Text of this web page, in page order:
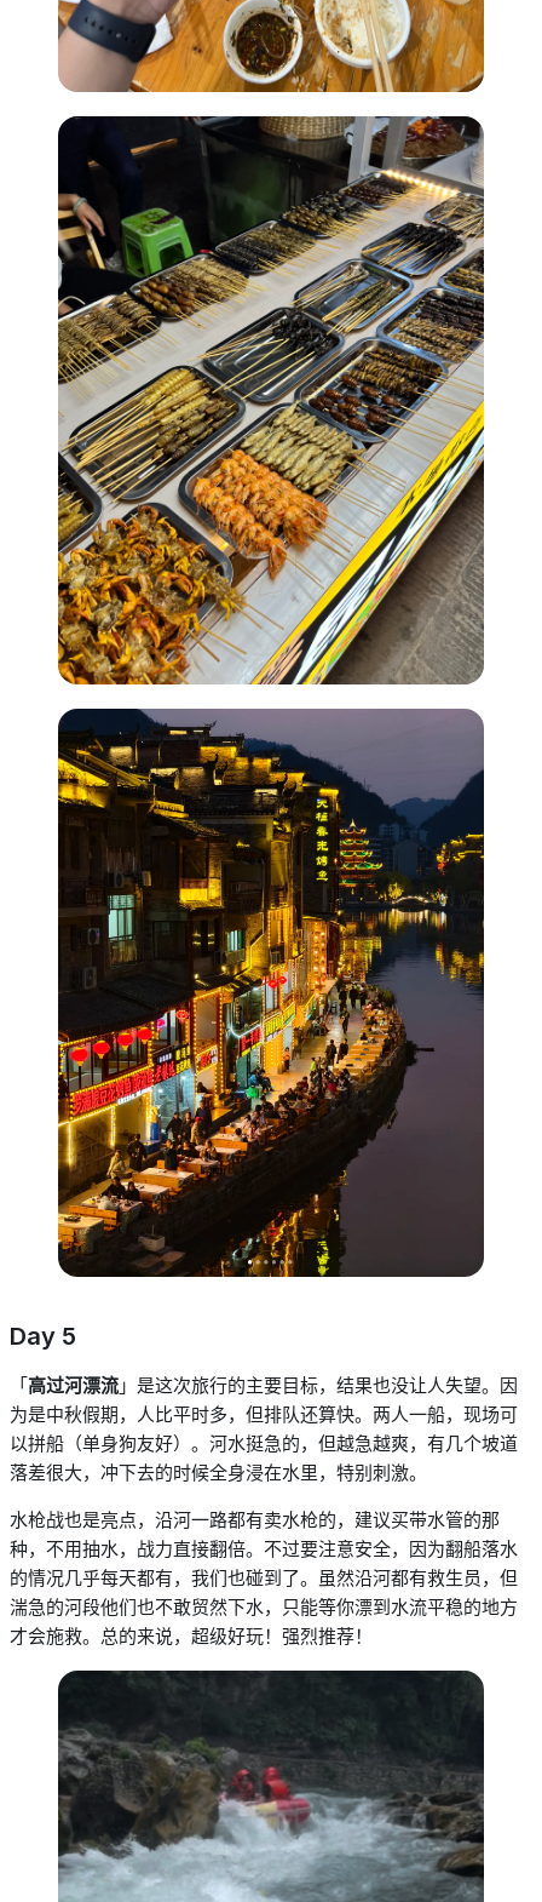
Day 5
「 高过河漂流 」是这次旅行的主要目标，结果也没让人失望。因
为是中秋假期，人比平时多，但排队还算快。两人一船，现场可
以拼船（单身狗友好） 。河水挺急的，但越急越爽，有几个坡道
落差很大，冲下去的时候全身浸在水里，特别刺激。
水枪战也是亮点，沿河一路都有卖水枪的，建议买带水管的那
种，不用抽水，战力直接翻倍。不过要注意安全，因为翻船落水
的情况几乎每天都有，我们也碰到了。虽然沿河都有救生员，但
湍急的河段他们也不敢贸然下水，只能等你漂到水流平稳的地方
才会施救。总的来说，超级好玩！强烈推荐！